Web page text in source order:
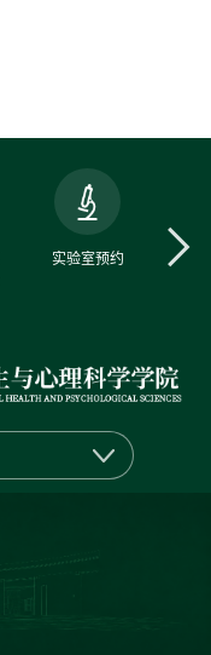
实验室预约